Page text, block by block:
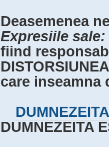
Deasemenea
Expresiile
fiind
care inseamna
DUMNEZEITA
DUMNEZEITA